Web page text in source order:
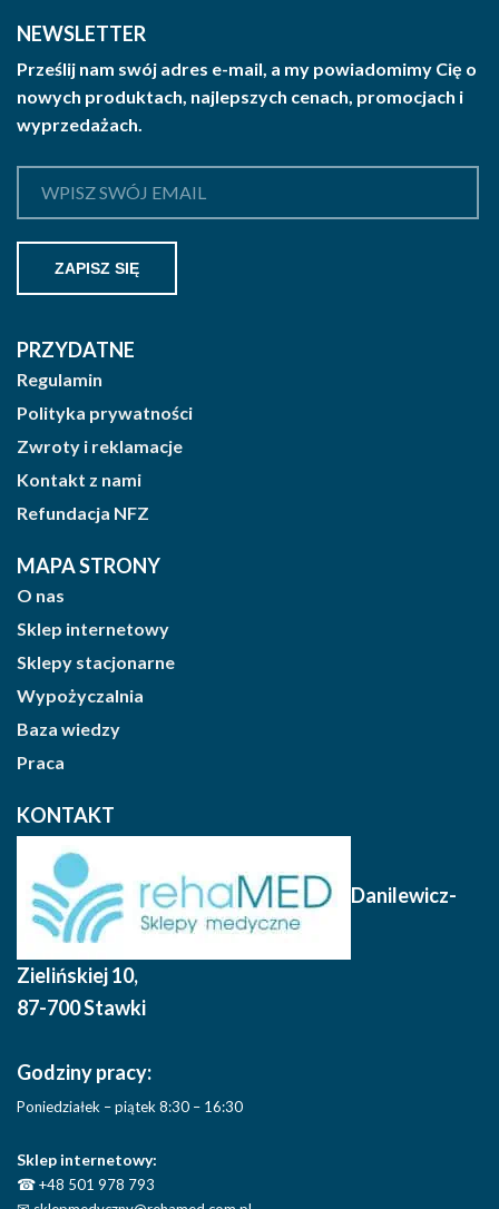
NEWSLETTER
Prześlij nam swój adres e-mail, a my powiadomimy Cię o
nowych produktach, najlepszych cenach, promocjach i
wyprzedażach.
PRZYDATNE
Regulamin
Polityka prywatności
Zwroty i reklamacje
Kontakt z nami
Refundacja NFZ
MAPA STRONY
O nas
Sklep internetowy
Sklepy stacjonarne
Wypożyczalnia
Baza wiedzy
Praca
KONTAKT
Danilewicz-
Zielińskiej 10,
87-700 Stawki
Godziny pracy:
Poniedziałek – piątek 8:30 – 16:30
Sklep internetowy:
☎+48 501 978 793